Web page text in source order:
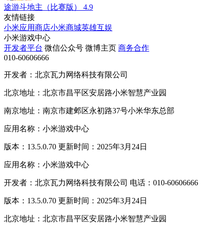
途游斗地主（比赛版）
4.9
友情链接
小米应用商店小米商城英雄互娱
小米游戏中心
开发者平台 微信公众号 微博主页 商务合作
010-60606666
开发者：北京瓦力网络科技有限公司
北京地址：北京市昌平区安居路小米智慧产业园
南京地址：南京市建邺区永初路37号小米华东总部
应用名称：小米游戏中心
版本：13.5.0.70 更新时间：2025年3月24日
应用名称：小米游戏中心
开发者：北京瓦力网络科技有限公司 电话：010-60606666
版本：13.5.0.70 更新时间：2025年3月24日
北京地址：北京市昌平区安居路小米智慧产业园